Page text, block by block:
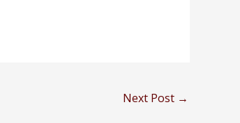
Next Post →